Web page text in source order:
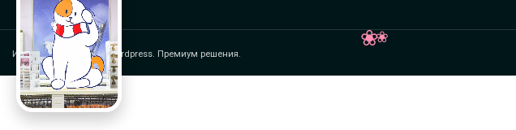
Интернет магазин на Wordpress. Премиум решения.